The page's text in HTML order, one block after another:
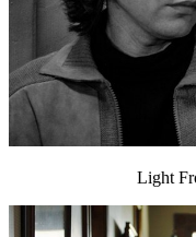
Light